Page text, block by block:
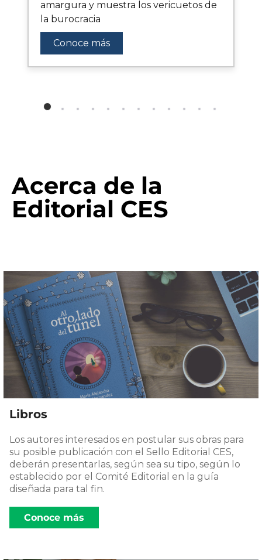
amargura y muestra los vericuetos de
la burocracia
Conoce más
Acerca de la
Editorial CES
Libros
Los autores interesados en postular sus obras para
su posible publicación con el Sello Editorial CES,
deberán presentarlas, según sea su tipo, según lo
establecido por el Comité Editorial en la guía
diseñada para tal fin.
Conoce más